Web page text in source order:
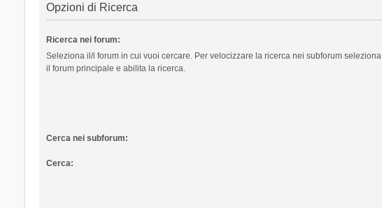
Opzioni di Ricerca
Ricerca nei forum:
Seleziona il/i forum in cui vuoi cercare. Per velocizzare la ricerca nei subforum seleziona
il forum principale e abilita la ricerca.
Cerca nei subforum:
Cerca: